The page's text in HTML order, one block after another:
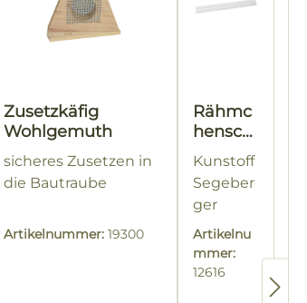
Zusetzkäfig
Wohlgemuth
sicheres Zusetzen in
die Bautraube
Artikelnummer: 19300
Rähmc
henschi
ene
Beespa
ce
Brutrau
m
Kunstoff
Segeber
ger
Beute /
Segeber
ger EPP
Artikelnu
mmer:
12616